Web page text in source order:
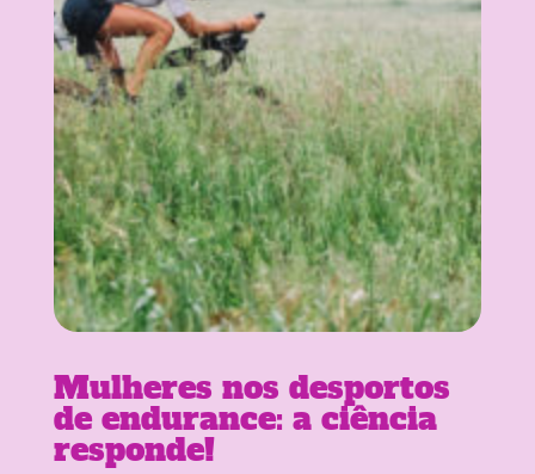
Mulheres nos desportos
de endurance: a ciência
responde!